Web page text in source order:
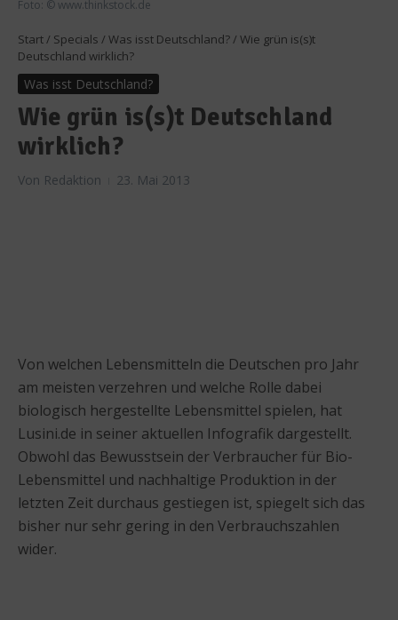
Foto: © www.thinkstock.de
Start / Specials / Was isst Deutschland? / Wie grün is(s)t
Deutschland wirklich?
Was isst Deutschland?
Wie grün is(s)t Deutschland
wirklich?
Von Redaktion 23. Mai 2013
Von welchen Lebensmitteln die Deutschen pro Jahr
am meisten verzehren und welche Rolle dabei
biologisch hergestellte Lebensmittel spielen, hat
Lusini.de in seiner aktuellen Infografik dargestellt.
Obwohl das Bewusstsein der Verbraucher für Bio-
Lebensmittel und nachhaltige Produktion in der
letzten Zeit durchaus gestiegen ist, spiegelt sich das
bisher nur sehr gering in den Verbrauchszahlen
wider.